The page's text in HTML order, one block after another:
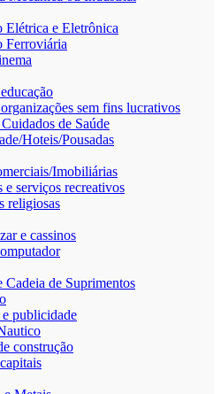
Elétrica e Eletrônica
Ferroviária
sem fins lucrativos
de Saúde
Hoteis/Pousadas
Imobiliárias
e serviços recreativos
religiosas
e cassinos
Cadeia de Suprimentos
publicidade
construção